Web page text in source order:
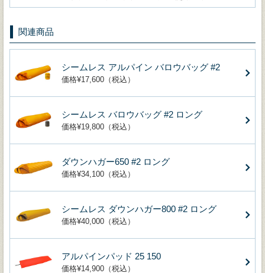
関連商品
シームレス アルパイン バロウバッグ #2
価格¥17,600（税込）
シームレス バロウバッグ #2 ロング
価格¥19,800（税込）
ダウンハガー650 #2 ロング
価格¥34,100（税込）
シームレス ダウンハガー800 #2 ロング
価格¥40,000（税込）
アルパインパッド 25 150
価格¥14,900（税込）